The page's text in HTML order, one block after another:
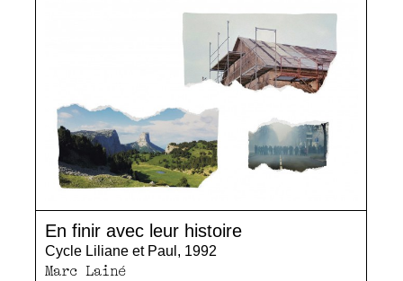
En finir avec leur histoire
Cycle Liliane et Paul, 1992
Marc Lainé